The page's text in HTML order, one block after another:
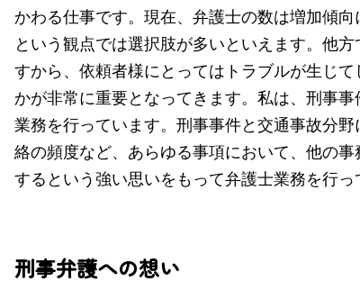
かわる仕事です。現在、弁護士の数は増加傾
という観点では選択肢が多いといえます。他
すから、依頼者様にとってはトラブルが生じ
かが非常に重要となってきます。私は、刑事
業務を行っています。刑事事件と交通事故分
絡の頻度など、あらゆる事項において、他の
するという強い思いをもって弁護士業務を行
刑事弁護への想い